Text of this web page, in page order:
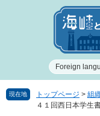
で
ば
Foreign
現在地 トップページ > 組
４１回西日本学生